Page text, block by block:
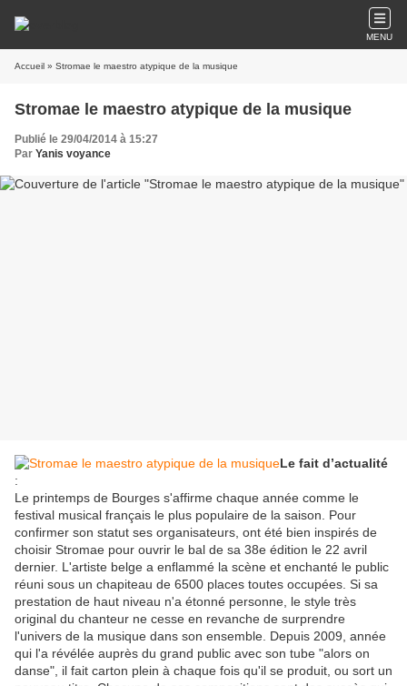
MENU
Accueil » Stromae le maestro atypique de la musique
Stromae le maestro atypique de la musique
Publié le 29/04/2014 à 15:27
Par Yanis voyance
Le fait d’actualité
:
Le printemps de Bourges s'affirme chaque année comme le
festival musical français le plus populaire de la saison. Pour
confirmer son statut ses organisateurs, ont été bien inspirés de
choisir Stromae pour ouvrir le bal de sa 38e édition le 22 avril
dernier. L'artiste belge a enflammé la scène et enchanté le public
réuni sous un chapiteau de 6500 places toutes occupées. Si sa
prestation de haut niveau n'a étonné personne, le style très
original du chanteur ne cesse en revanche de surprendre
l'univers de la musique dans son ensemble. Depuis 2009, année
qui l'a révélée auprès du grand public avec son tube "alors on
danse", il fait carton plein à chaque fois qu'il se produit, ou sort un